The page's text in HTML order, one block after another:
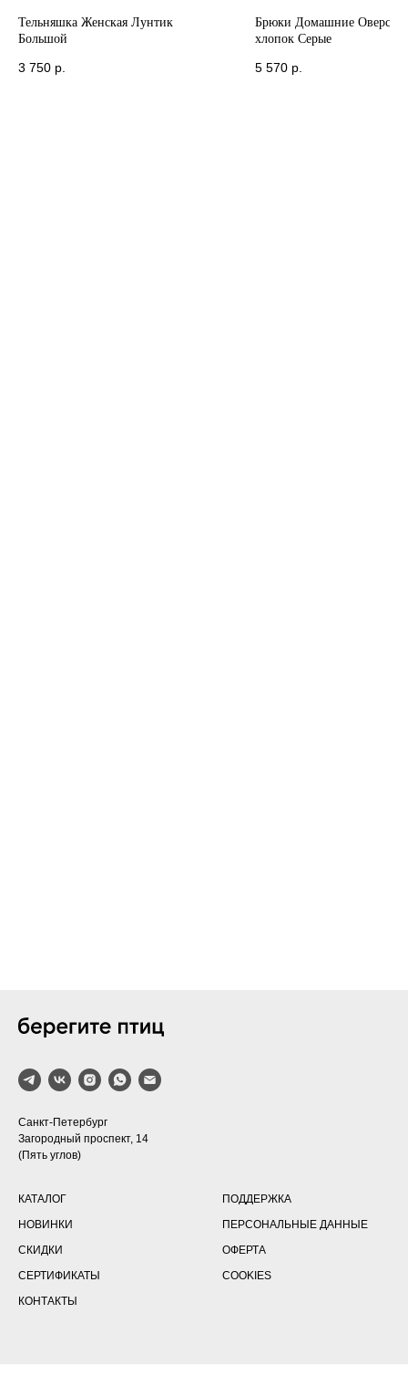
Тельняшка Женская Лунтик
Большой
3 750 р.
Брюки Домашние
хлопок Серые
5 570 р.
Санкт-Петербург
Загородный проспект, 14
(Пять углов)
КАТАЛОГ
НОВИНКИ
СКИДКИ
СЕРТИФИКАТЫ
КОНТАКТЫ
ПОДДЕРЖКА
ПЕРСОНАЛЬНЫЕ ДАННЫЕ
ОФЕРТА
COOKIES